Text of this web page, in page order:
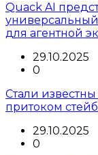
Quack AI
для агентной
29.10.2025
0
Стали
притоком
29.10.2025
0